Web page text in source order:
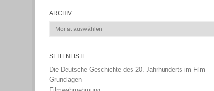
ARCHIV
Archiv
SEITENLISTE
Die Deutsche Geschichte des 20. Jahrhunderts im Film
Grundlagen